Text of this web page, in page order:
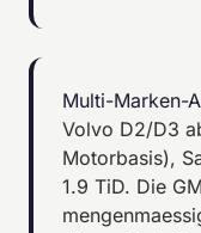
Multi-Marken-
Volvo D2/D3
Motorbasis),
1.9 TiD. Die